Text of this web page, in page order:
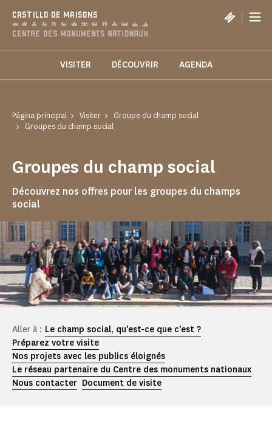
CASTILLO DE MAISONS |
VISITER DÉCOUVRIR AGENDA
Página principal Visiter
Groupe du champ social
Groupes du champ social
Groupes du champ social
Découvrez nos offres pour les groupes du champs
social
Aller à : Le champ social, qu’est-ce que c’est ?
Préparez votre visite
Nos projets avec les publics éloignés
Le réseau partenaire du Centre des monuments nationaux
Nous contacter Document de visite